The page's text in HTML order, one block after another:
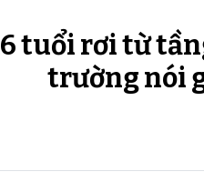
tuổi rơi từ
trường nói